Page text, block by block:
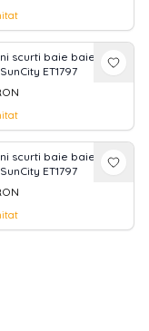
scurti baie baieti
ET1797
scurti baie baieti
ET1797